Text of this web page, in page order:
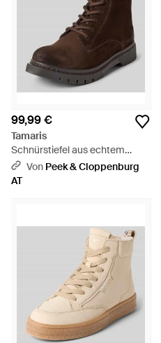
99,99 €
Tamaris
Schnürstiefel aus echtem
Leder - Braun
Von Peek & Cloppenburg
AT